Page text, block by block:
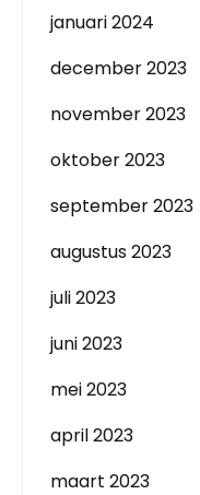
januari 2024
december 2023
november 2023
oktober 2023
september 2023
augustus 2023
juli 2023
juni 2023
mei 2023
april 2023
maart 2023